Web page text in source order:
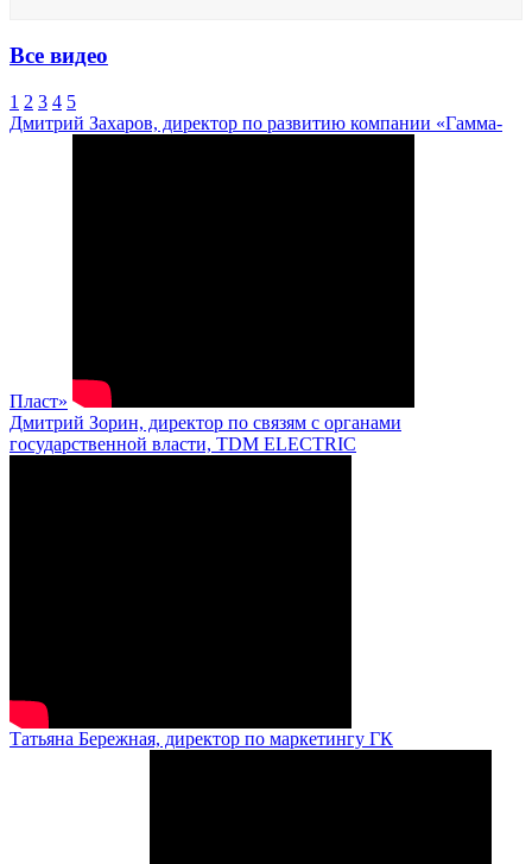
Все видео
1 2 3 4 5
Дмитрий Захаров, директор по развитию компании «Гамма-
Пласт»
Дмитрий Зорин, директор по связям с органами
государственной власти, TDM ELECTRIC
Татьяна Бережная, директор по маркетингу ГК